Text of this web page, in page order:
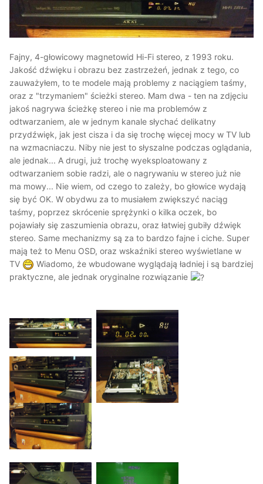
Fajny, 4-głowicowy magnetowid Hi-Fi stereo, z 1993 roku.
Jakość dźwięku i obrazu bez zastrzeżeń, jednak z tego, co
zauważyłem, to te modele mają problemy z naciągiem taśmy,
oraz z "trzymaniem" ścieżki stereo. Mam dwa - ten na zdjęciu
jakoś nagrywa ścieżkę stereo i nie ma problemów z
odtwarzaniem, ale w jednym kanale słychać delikatny
przydźwięk, jak jest cisza i da się trochę więcej mocy w TV lub
na wzmacniaczu. Niby nie jest to słyszalne podczas oglądania,
ale jednak... A drugi, już trochę wyeksploatowany z
odtwarzaniem sobie radzi, ale o nagrywaniu w stereo już nie
ma mowy... Nie wiem, od czego to zależy, bo głowice wydają
się być OK. W obydwu za to musiałem zwiększyć naciąg
taśmy, poprzez skrócenie sprężynki o kilka oczek, bo
pojawiały się zaszumienia obrazu, oraz łatwiej gubiły dźwięk
stereo. Same mechanizmy są za to bardzo fajne i ciche. Super
mają też to Menu OSD, oraz wskaźniki stereo wyświetlane w
TV
Wiadomo, że wbudowane wyglądają ładniej i są bardziej
praktyczne, ale jednak oryginalne rozwiązanie